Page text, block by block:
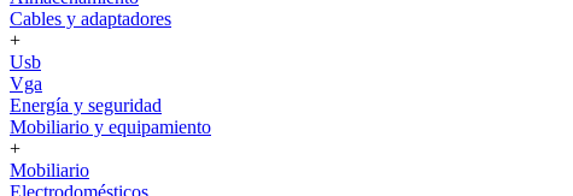
Cables y adaptadores
+
Usb
Vga
Energía y seguridad
Mobiliario y equipamiento
+
Mobiliario
Electrodomésticos